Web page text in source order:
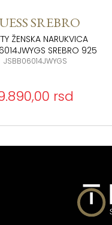
SREBRO
ŽENSKA NARUKVICA
SREBRO 925
JSBB06014JWYGS
rsd